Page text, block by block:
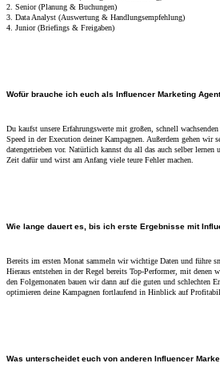
2. Senior (Planung & Buchungen)
3. Data Analyst (Auswertung & Handlungsempfehlung)
4. Junior (Briefings & Freigaben)
Wofür brauche ich euch als Influencer Marketing
Du kaufst unsere Erfahrungswerte mit großen, schnell
Speed in der Execution deiner Kampagnen. Außerdem gehen wir
datengetrieben vor. Natürlich kannst du all das auch selber lernen
Zeit dafür und wirst am Anfang viele teure Fehler machen.
Wie lange dauert es, bis ich erste Ergebnisse mit
Bereits im ersten Monat sammeln wir wichtige Daten und führe
Hieraus entstehen in der Regel bereits Top-Performer, mit denen
den Folgemonaten bauen wir dann auf die guten und schlechten
optimieren deine Kampagnen fortlaufend in Hinblick auf
Was unterscheidet euch von anderen Influencer